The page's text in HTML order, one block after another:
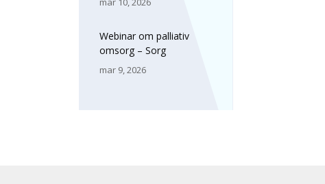
Webinar om palliativ
omsorg – Sorg
mar 9, 2026